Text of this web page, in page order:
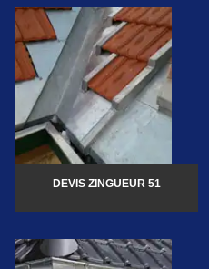
DEVIS ZINGUEUR 51